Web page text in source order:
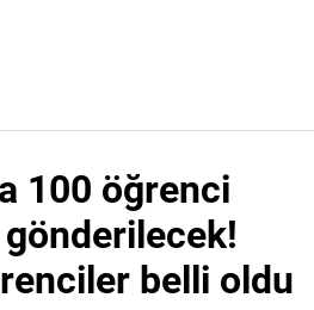
100 öğrenci
gönderilecek!
belli oldu